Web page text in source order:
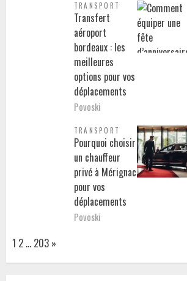
TRANSPORT
Transfert
aéroport
bordeaux : les
meilleures
options pour vos
déplacements
Povoski
TRANSPORT
Pourquoi choisir
un chauffeur
privé à Mérignac
pour vos
déplacements
Povoski
Page:
1 2 … 203 Next
»